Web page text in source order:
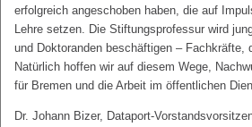
erfolgreich angeschoben haben, die auf
Lehre setzen. Die Stiftungsprofessur wird
und Doktoranden beschäftigen – Fachkräfte,
Natürlich hoffen wir auf diesem Wege,
für Bremen und die Arbeit im öffentlichen
Dr. Johann Bizer, Dataport-